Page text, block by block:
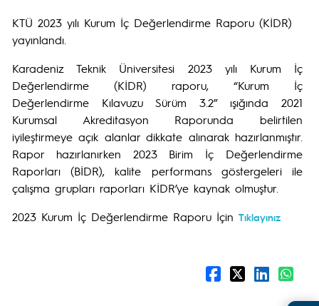
KTÜ 2023 yılı Kurum İç Değerlendirme Raporu (KİDR)
yayınlandı.
Karadeniz Teknik Üniversitesi 2023 yılı Kurum İç
Değerlendirme (KİDR) raporu, “Kurum İç
Değerlendirme Kılavuzu Sürüm 3.2” ışığında 2021
Kurumsal Akreditasyon Raporunda belirtilen
iyileştirmeye açık alanlar dikkate alınarak hazırlanmıştır.
Rapor hazırlanırken 2023 Birim İç Değerlendirme
Raporları (BİDR), kalite performans göstergeleri ile
çalışma grupları raporları KİDR’ye kaynak olmuştur.
2023 Kurum İç Değerlendirme Raporu İçin Tıklayınız